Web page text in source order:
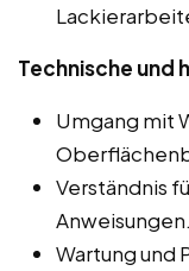
Technische und
Umgang mit
Verständnis
Anweisungen.
Wartung und